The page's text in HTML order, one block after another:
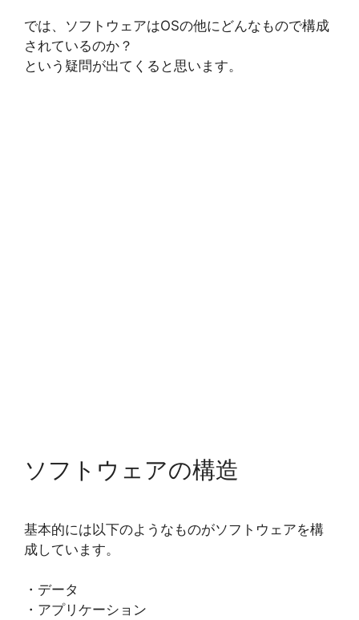
では、ソフトウェアはOSの他にどんなもので構成
されているのか？
という疑問が出てくると思います。
ソフトウェアの構造
基本的には以下のようなものがソフトウェアを構
成しています。
・データ
・アプリケーション